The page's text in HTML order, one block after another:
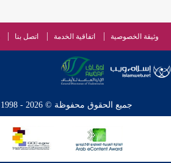
وثيقة الخصوصية اتفاقية الخدمة اتصل بنا
جميع الحقوق محفوظة © 2026 - 1998 لشبكة إسلام ويب